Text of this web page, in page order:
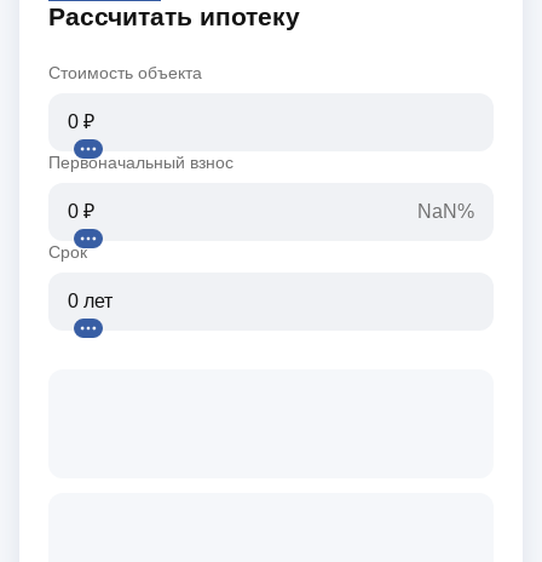
Рассчитать ипотеку
Стоимость объекта
Первоначальный взнос
NaN%
Срок